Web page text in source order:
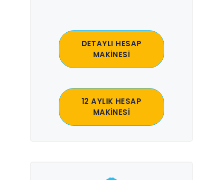
DETAYLI HESAP
MAKİNESİ
12 AYLIK HESAP
MAKİNESİ